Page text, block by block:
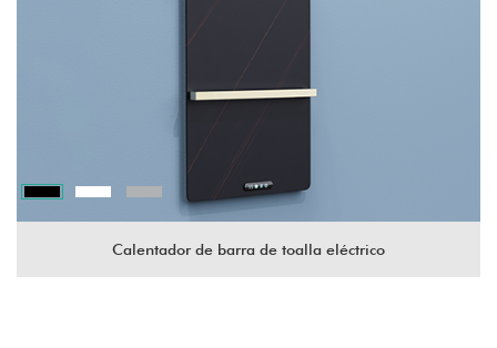
Calentador de barra de toalla eléctrico